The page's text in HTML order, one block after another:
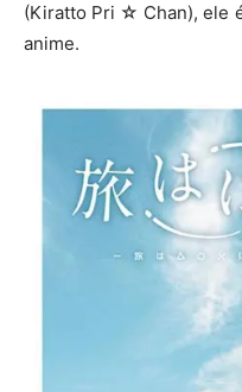
(Kiratto Pri ☆ Chan), ele
anime.